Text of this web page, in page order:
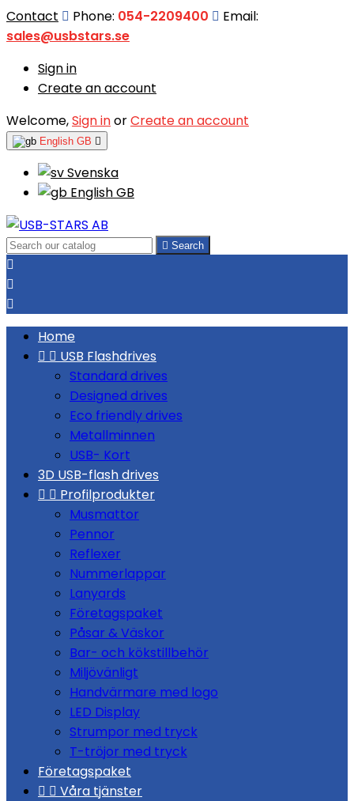
Contact Phone: 054-2209400
Email:
sales@usbstars.se
Sign in
Create an account
Welcome,Sign inorCreate an account
English GB 
Svenska
English GB
 Search



Home
  USB Flashdrives
Standard drives
Designed drives
Eco friendly drives
Metallminnen
USB- Kort
3D USB-flash drives
  Profilprodukter
Musmattor
Pennor
Reflexer
Nummerlappar
Lanyards
Företagspaket
Påsar & Väskor
Bar- och kökstillbehör
Miljövänligt
Handvärmare med logo
LED Display
Strumpor med tryck
T-tröjor med tryck
Företagspaket
  Våra tjänster